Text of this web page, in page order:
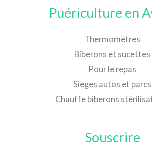
Puériculture en
Thermomètres
Biberons et sucettes
Pour le repas
Sieges autos et parcs
Chauffe biberons
Souscrire